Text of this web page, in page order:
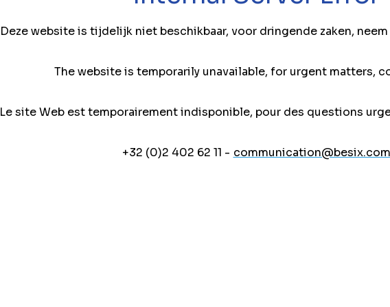
Deze website is tijdelijk niet beschikbaar, voor dringende zaken,
The website is temporarily unavailable, for urgent matters,
Le site Web est temporairement indisponible, pour des questions
+32 (0)2 402 62 11 - communication@besix.com